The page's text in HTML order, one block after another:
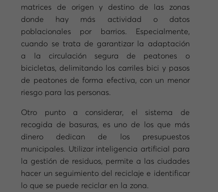
matrices de origen y destino de las zonas
donde hay más actividad o datos
poblacionales por barrios. Especialmente,
cuando se trata de garantizar la adaptación
a la circulación segura de peatones o
bicicletas, delimitando los carriles bici y pasos
de peatones de forma efectiva, con un menor
riesgo para las personas.
Otro punto a considerar, el sistema de
recogida de basuras, es uno de los que más
dinero dedican de los presupuestos
municipales. Utilizar inteligencia artificial para
la gestión de residuos, permite a las ciudades
hacer un seguimiento del reciclaje e identificar
lo que se puede reciclar en la zona.